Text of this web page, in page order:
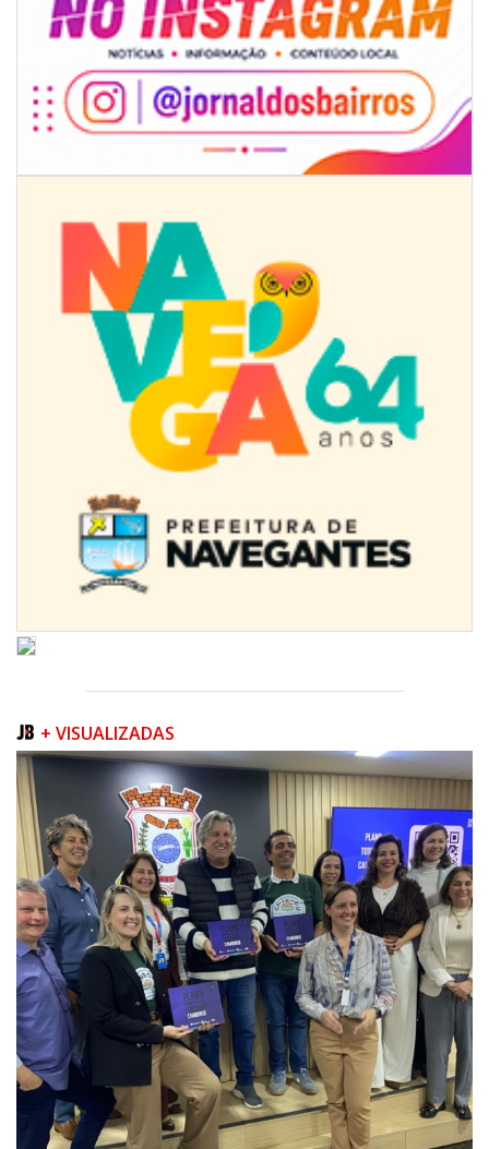
08/08/2026 | 07:00
8º Capoezade promove semana de oficinas gratuitas e atividades
culturais em Itajaí
GERAL
08/08/2026 | 07:00
BALNEÁRIO CAMBORIÚ
+ VISUALIZADAS